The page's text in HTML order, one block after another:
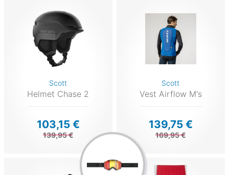
Scott
Helmet Chase 2
103,15 €
139,95 €
Scott
Vest Airflow M's
139,75 €
169,95 €